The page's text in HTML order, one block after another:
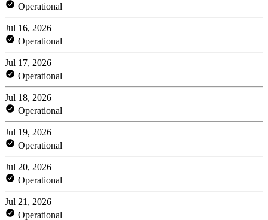
Operational
Jul 16, 2026
Operational
Jul 17, 2026
Operational
Jul 18, 2026
Operational
Jul 19, 2026
Operational
Jul 20, 2026
Operational
Jul 21, 2026
Operational